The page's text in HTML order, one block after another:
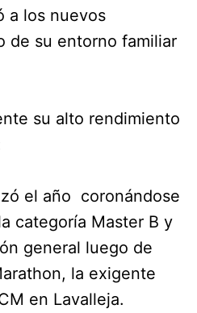
a los nuevos
de su entorno familiar
su alto rendimiento
el año coronándose
categoría Master B y
general luego de
la exigente
en Lavalleja.